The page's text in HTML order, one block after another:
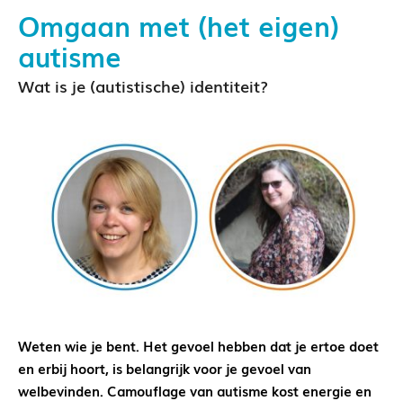
Omgaan met (het eigen)
autisme
Wat is je (autistische) identiteit?
Weten wie je bent. Het gevoel hebben dat je ertoe doet
en erbij hoort, is belangrijk voor je gevoel van
welbevinden. Camouflage van autisme kost energie en